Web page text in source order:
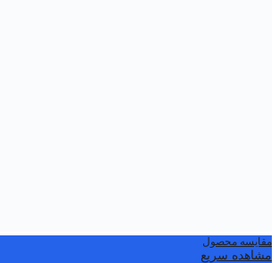
مقایسه محصول
مشاهده سریع